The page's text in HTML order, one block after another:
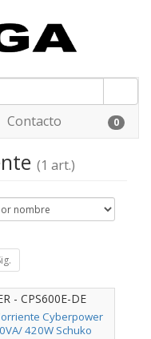
Contacto 0
(1 art.)
- CPS600E-DE
Cyberpower
420W Schuko